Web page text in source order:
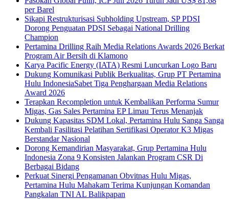
per Barel
Sikapi Restrukturisasi Subholding Upstream, SP PDSI
Dorong Penguatan PDSI Sebagai National Drilling
Champion
Pertamina Drilling Raih Media Relations Awards 2026 Berkat
Program Air Bersih di Klamono
Karya Pacific Energy (IATA) Resmi Luncurkan Logo Baru
Dukung Komunikasi Publik Berkualitas, Grup PT Pertamina
Hulu IndonesiaSabet Tiga Penghargaan Media Relations
Award 2026
Terapkan Recompletion untuk Kembalikan Performa Sumur
Migas, Gas Sales Pertamina EP Limau Terus Menanjak
Dukung Kapasitas SDM Lokal, Pertamina Hulu Sanga Sanga
Kembali Fasilitasi Pelatihan Sertifikasi Operator K3 Migas
Berstandar Nasional
Dorong Kemandirian Masyarakat, Grup Pertamina Hulu
Indonesia Zona 9 Konsisten Jalankan Program CSR Di
Berbagai Bidang
Perkuat Sinergi Pengamanan Obvitnas Hulu Migas,
Pertamina Hulu Mahakam Terima Kunjungan Komandan
Pangkalan TNI AL Balikpapan